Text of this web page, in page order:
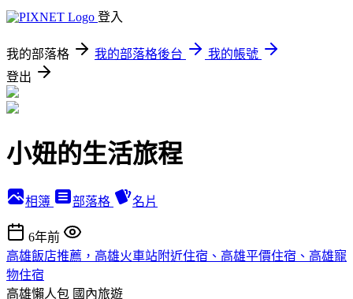
登入
我的部落格 我的部落格後台
我的帳號
登出
小妞的生活旅程
相簿 部落格 名片
6年前
高雄飯店推薦，高雄火車站附近住宿、高雄平價住宿、高雄寵
物住宿
高雄懶人包 國內旅遊